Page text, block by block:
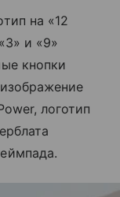
на «12
и «9»
кнопки
логотип